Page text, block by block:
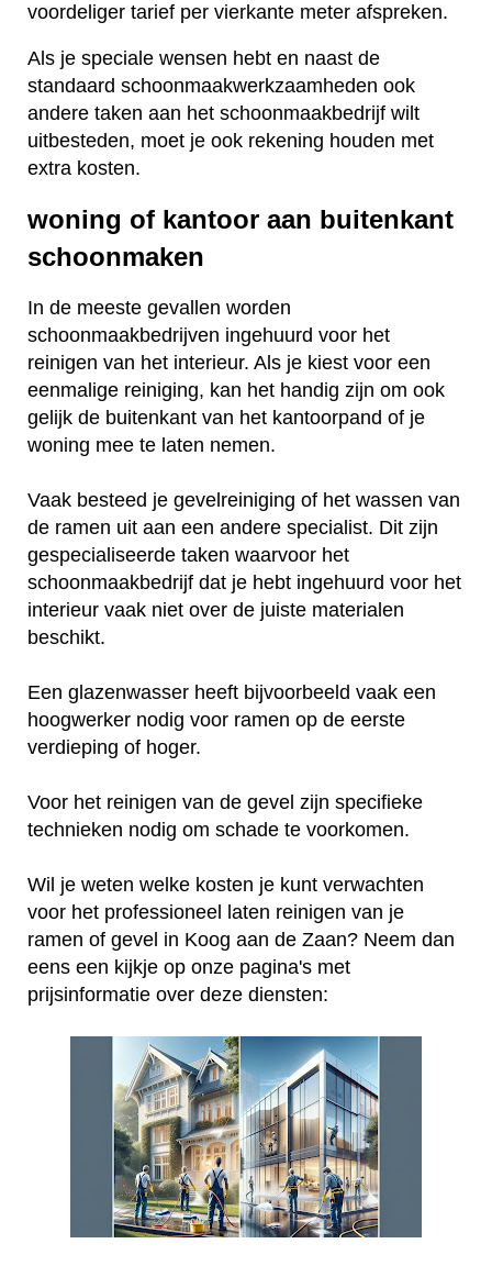
voordeliger tarief per vierkante meter afspreken.
Als je speciale wensen hebt en naast de
standaard schoonmaakwerkzaamheden ook
andere taken aan het schoonmaakbedrijf wilt
uitbesteden, moet je ook rekening houden met
extra kosten.
woning of kantoor aan buitenkant
schoonmaken
In de meeste gevallen worden
schoonmaakbedrijven ingehuurd voor het
reinigen van het interieur. Als je kiest voor een
eenmalige reiniging, kan het handig zijn om ook
gelijk de buitenkant van het kantoorpand of je
woning mee te laten nemen.
Vaak besteed je gevelreiniging of het wassen van
de ramen uit aan een andere specialist. Dit zijn
gespecialiseerde taken waarvoor het
schoonmaakbedrijf dat je hebt ingehuurd voor het
interieur vaak niet over de juiste materialen
beschikt.
Een glazenwasser heeft bijvoorbeeld vaak een
hoogwerker nodig voor ramen op de eerste
verdieping of hoger.
Voor het reinigen van de gevel zijn specifieke
technieken nodig om schade te voorkomen.
Wil je weten welke kosten je kunt verwachten
voor het professioneel laten reinigen van je
ramen of gevel in Koog aan de Zaan? Neem dan
eens een kijkje op onze pagina's met
prijsinformatie over deze diensten: